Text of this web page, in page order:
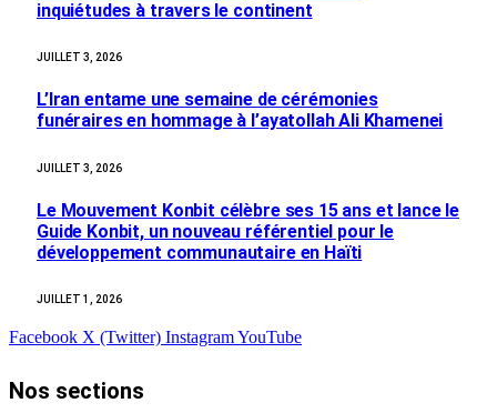
inquiétudes à travers le continent
JUILLET 3, 2026
L’Iran entame une semaine de cérémonies
funéraires en hommage à l’ayatollah Ali Khamenei
JUILLET 3, 2026
Le Mouvement Konbit célèbre ses 15 ans et lance le
Guide Konbit, un nouveau référentiel pour le
développement communautaire en Haïti
JUILLET 1, 2026
Facebook X (Twitter) InstagramYouTube
Nos sections